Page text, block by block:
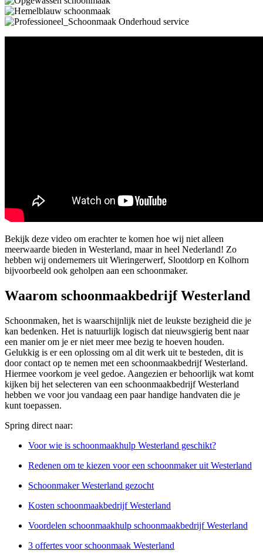
Bekijk deze video om erachter te komen hoe wij niet alleen
meerwaarde bieden in Westerland, maar in heel Nederland! Zo
hebben wij ondernemers uit Wieringerwerf, Slootdorp en Kolhorn
bijvoorbeeld ook geholpen aan een schoonmaker.
Waarom schoonmaakbedrijf Westerland
Schoonmaken, het is waarschijnlijk niet de leukste bezigheid die je
kan bedenken. Het is natuurlijk logisch dat nieuwsgierig bent naar
een manier om je er niet meer mee bezig te hoeven houden.
Gelukkig is er een oplossing om al dit werk uit te besteden, dit is
door contact op te nemen met een schoonmaakbedrijf Westerland.
Hiermee voorkom je veel gedoe. Aangezien er behoorlijk wat komt
kijken bij het selecteren van een schoonmaakbedrijf Westerland
hebben we voor jou vandaag een paar handige handvaten die je
kunt toepassen.
Spring direct naar:
Voor wie is schoonmaakhulp Westerland geschikt?
Redenen om te kiezen voor een schoonmaker uit Westerland
Schoonmaker Westerland gezocht
Kosten schoonmaakbedrijf Westerland
Voordelen schoonmaakhulp schoonmaakbedrijf Westerland
3 offertes voor schoonmaak Westerland